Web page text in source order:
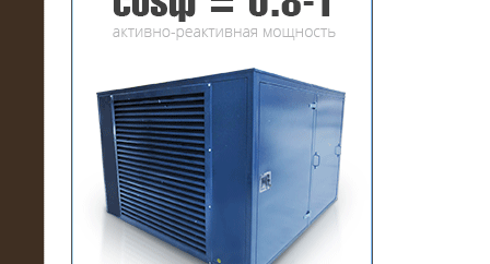
17.10.2016
Резистивный высоковольтный
нагрузочный модуль 5 МВт
(напряжение 6/10 кВ)